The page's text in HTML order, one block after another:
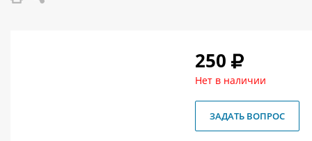
250
Нет в наличии
ЗАДАТЬ ВОПРОС